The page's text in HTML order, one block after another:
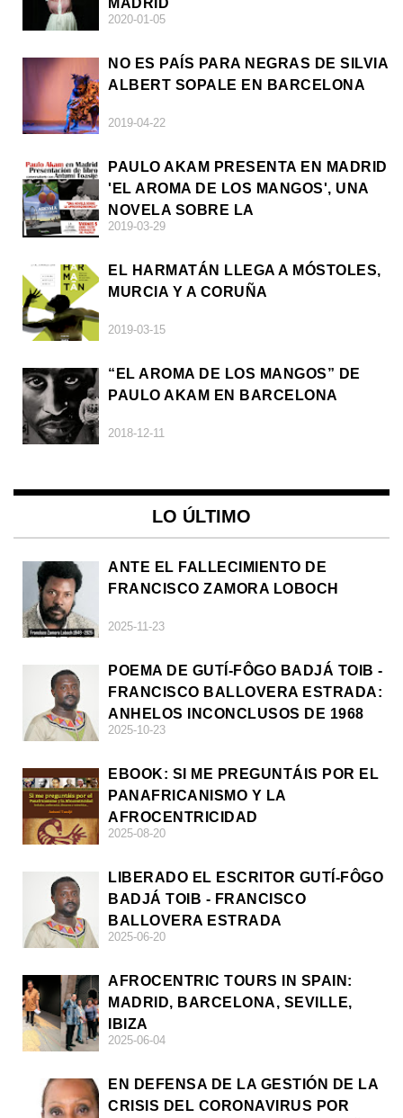
MADRID
2020-01-05
NO ES PAÍS PARA NEGRAS DE SILVIA
ALBERT SOPALE EN BARCELONA
2019-04-22
PAULO AKAM PRESENTA EN MADRID
'EL AROMA DE LOS MANGOS', UNA
NOVELA SOBRE LA
AFRODESCENDENCIA
2019-03-29
EL HARMATÁN LLEGA A MÓSTOLES,
MURCIA Y A CORUÑA
2019-03-15
“EL AROMA DE LOS MANGOS” DE
PAULO AKAM EN BARCELONA
2018-12-11
LO ÚLTIMO
ANTE EL FALLECIMIENTO DE
FRANCISCO ZAMORA LOBOCH
2025-11-23
POEMA DE GUTÍ-FÔGO BADJÁ TOIB -
FRANCISCO BALLOVERA ESTRADA:
ANHELOS INCONCLUSOS DE 1968
2025-10-23
EBOOK: SI ME PREGUNTÁIS POR EL
PANAFRICANISMO Y LA
AFROCENTRICIDAD
2025-08-20
LIBERADO EL ESCRITOR GUTÍ-FÔGO
BADJÁ TOIB - FRANCISCO
BALLOVERA ESTRADA
2025-06-20
AFROCENTRIC TOURS IN SPAIN:
MADRID, BARCELONA, SEVILLE,
IBIZA
2025-06-04
EN DEFENSA DE LA GESTIÓN DE LA
CRISIS DEL CORONAVIRUS POR